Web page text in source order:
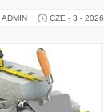
CZE - 3 - 2026